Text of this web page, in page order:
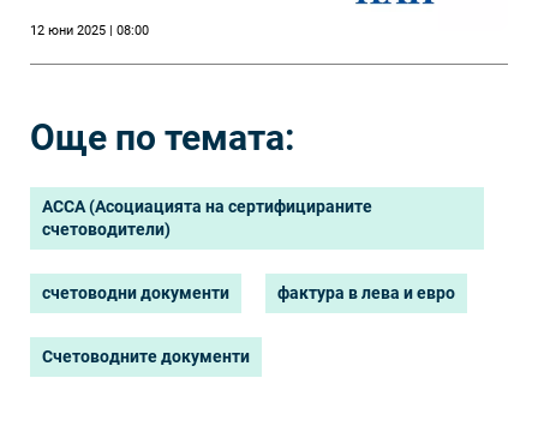
12 юни 2025 | 08:00
Още по темата:
ACCA (Асоциацията на сертифицираните
счетоводители)
счетоводни документи фактура в лева и евро
Счетоводните документи